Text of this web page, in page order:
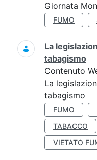
Giornata
FUMO
La
tabagismo
Contenuto
La
tabagismo
FUMO
TABACCO
VIETATO